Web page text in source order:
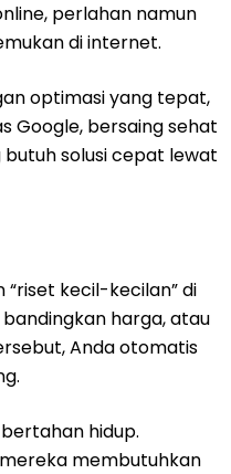
perlahan namun
di internet.
optimasi yang tepat,
Google, bersaing sehat
solusi cepat lewat
kecil-kecilan” di
harga, atau
Anda otomatis
hidup.
membutuhkan